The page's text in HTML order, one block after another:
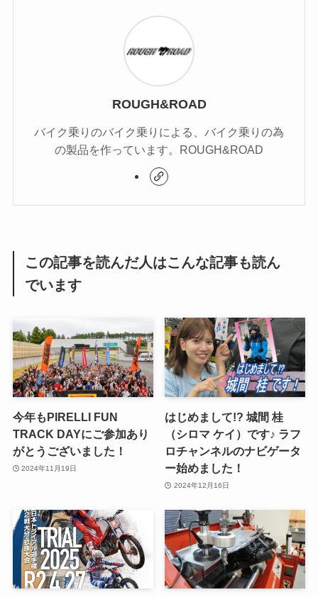
ROUGH&ROAD
バイク乗りのバイク乗りによる、バイク乗りの為
の製品を作っています。ROUGH&ROAD
この記事を読んだ人はこんな記事も読ん
でいます
今年もPIRELLI FUN
TRACK DAYにご参加あり
がとうございました！
2024年11月19日
はじめまして!? 城間 桂
（シロマ ケイ）です♪ ラフ
ロチャンネルのナビゲータ
ー始めました！
2024年12月16日